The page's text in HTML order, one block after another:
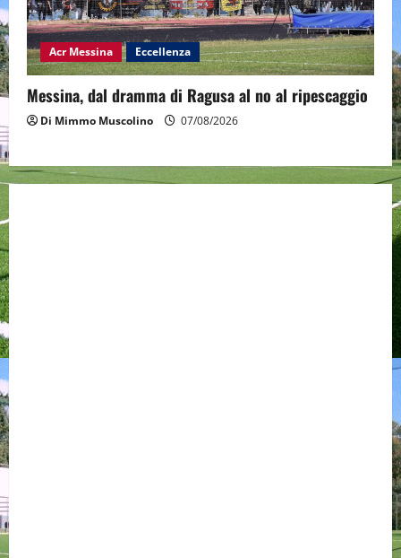
Acr Messina Eccellenza
Messina, dal dramma di Ragusa al no al ripescaggio
Di Mimmo Muscolino 07/08/2026